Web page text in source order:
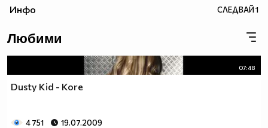
Инфо СЛЕДВАЙ1
Любими
07:48
Dusty Kid - Kore
4 751 19.07.2009